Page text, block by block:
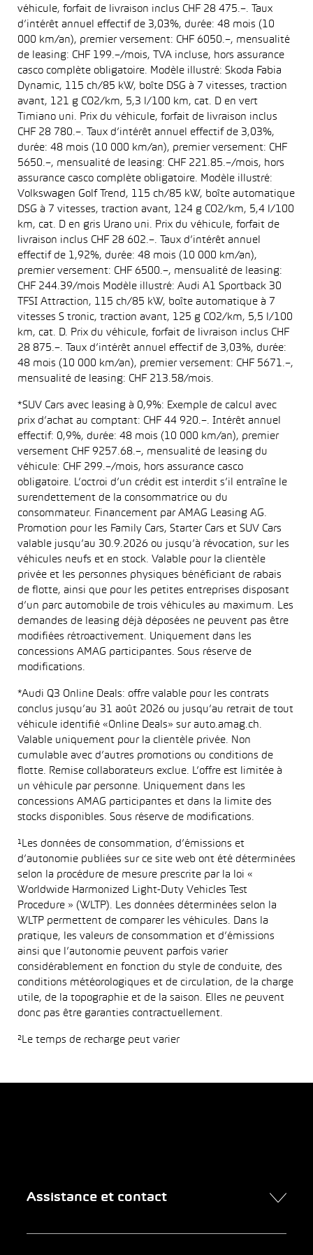
véhicule, forfait de livraison inclus CHF 28 475.–. Taux
d’intérêt annuel effectif de 3,03%, durée: 48 mois (10
000 km/an), premier versement: CHF 6050.–, mensualité
de leasing: CHF 199.–/mois, TVA incluse, hors assurance
casco complète obligatoire. Modèle illustré: Skoda Fabia
Dynamic, 115 ch/85 kW, boîte DSG à 7 vitesses, traction
avant, 121 g CO2/km, 5,3 l/100 km, cat. D en vert
Timiano uni. Prix du véhicule, forfait de livraison inclus
CHF 28 780.–. Taux d’intérêt annuel effectif de 3,03%,
durée: 48 mois (10 000 km/an), premier versement: CHF
5650.–, mensualité de leasing: CHF 221.85.–/mois, hors
assurance casco complète obligatoire. Modèle illustré:
Volkswagen Golf Trend, 115 ch/85 kW, boîte automatique
DSG à 7 vitesses, traction avant, 124 g CO2/km, 5,4 l/100
km, cat. D en gris Urano uni. Prix du véhicule, forfait de
livraison inclus CHF 28 602.–. Taux d’intérêt annuel
effectif de 1,92%, durée: 48 mois (10 000 km/an),
premier versement: CHF 6500.–, mensualité de leasing:
CHF 244.39/mois Modèle illustré: Audi A1 Sportback 30
TFSI Attraction, 115 ch/85 kW, boîte automatique à 7
vitesses S tronic, traction avant, 125 g CO2/km, 5,5 l/100
km, cat. D. Prix du véhicule, forfait de livraison inclus CHF
28 875.–. Taux d’intérêt annuel effectif de 3,03%, durée:
48 mois (10 000 km/an), premier versement: CHF 5671.–,
mensualité de leasing: CHF 213.58/mois.
*SUV Cars avec leasing à 0,9%: Exemple de calcul avec
prix d’achat au comptant: CHF 44 920.–. Intérêt annuel
effectif: 0,9%, durée: 48 mois (10 000 km/an), premier
versement CHF 9257.68.–, mensualité de leasing du
véhicule: CHF 299.–/mois, hors assurance casco
obligatoire. L’octroi d’un crédit est interdit s’il entraîne le
surendettement de la consommatrice ou du
consommateur. Financement par AMAG Leasing AG.
Promotion pour les Family Cars, Starter Cars et SUV Cars
valable jusqu’au 30.9.2026 ou jusqu’à révocation, sur les
véhicules neufs et en stock. Valable pour la clientèle
privée et les personnes physiques bénéficiant de rabais
de flotte, ainsi que pour les petites entreprises disposant
d’un parc automobile de trois véhicules au maximum. Les
demandes de leasing déjà déposées ne peuvent pas être
modifiées rétroactivement. Uniquement dans les
concessions AMAG participantes. Sous réserve de
modifications.
*Audi Q3 Online Deals: offre valable pour les contrats
conclus jusqu’au 31 août 2026 ou jusqu’au retrait de tout
véhicule identifié «Online Deals» sur auto.amag.ch.
Valable uniquement pour la clientèle privée. Non
cumulable avec d’autres promotions ou conditions de
flotte. Remise collaborateurs exclue. L’offre est limitée à
un véhicule par personne. Uniquement dans les
concessions AMAG participantes et dans la limite des
stocks disponibles. Sous réserve de modifications.
¹Les données de consommation, d’émissions et
d’autonomie publiées sur ce site web ont été déterminées
selon la procédure de mesure prescrite par la loi «
Worldwide Harmonized Light-Duty Vehicles Test
Procedure » (WLTP). Les données déterminées selon la
WLTP permettent de comparer les véhicules. Dans la
pratique, les valeurs de consommation et d’émissions
ainsi que l’autonomie peuvent parfois varier
considérablement en fonction du style de conduite, des
conditions météorologiques et de circulation, de la charge
utile, de la topographie et de la saison. Elles ne peuvent
donc pas être garanties contractuellement.
²Le temps de recharge peut varier
Assistance et contact